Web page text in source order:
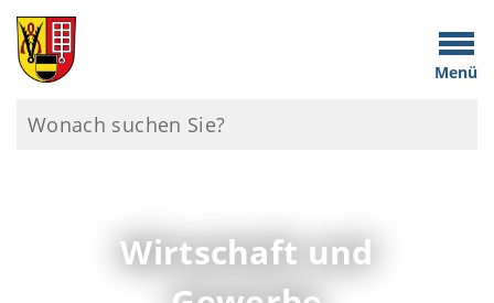
Menü
Wirtschaft und